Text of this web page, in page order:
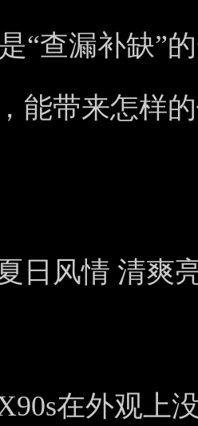
“查漏补缺”
能带来怎样
日风情 清爽
在外观上